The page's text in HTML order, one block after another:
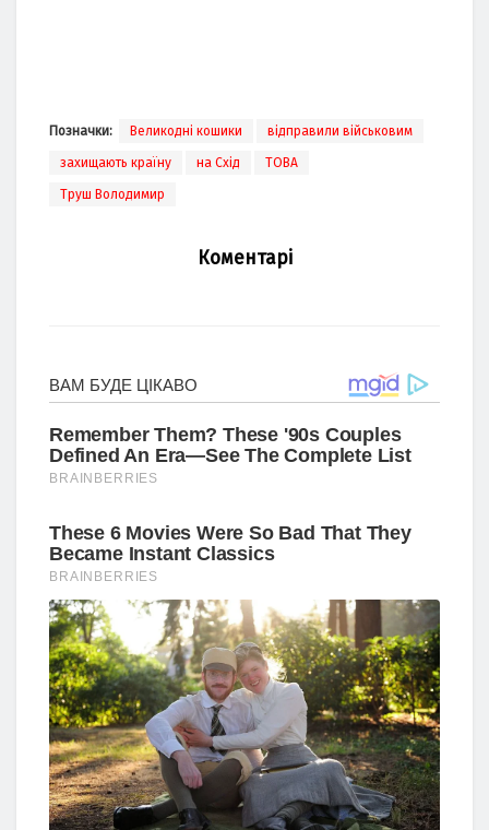
Позначки: Великодні кошики відправили військовим
захищають країну на Схід ТОВА
Труш Володимир
Коментарі